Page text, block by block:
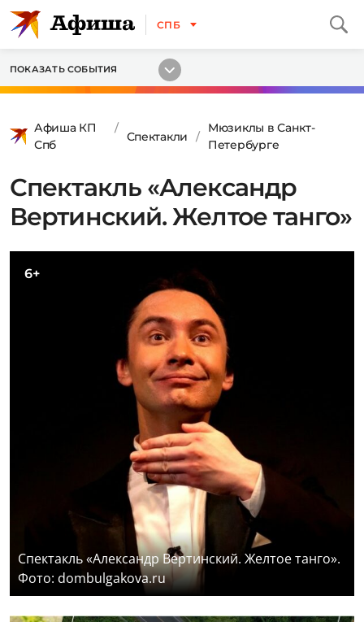
СПБ
ПОКАЗАТЬ СОБЫТИЯ
Афиша КП
Спб
Спектакли
Мюзиклы в Санкт-
Петербурге
Спектакль «Александр
Вертинский. Желтое танго»
6+
Спектакль «Александр Вертинский. Желтое танго».
Фото: dombulgakova.ru